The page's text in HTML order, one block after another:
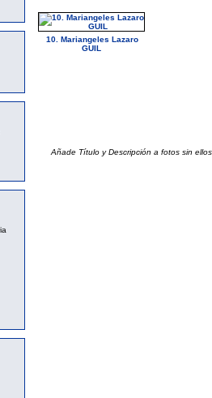
10. Mariangeles Lazaro
GUIL
Añade Título y Descripción a fotos sin